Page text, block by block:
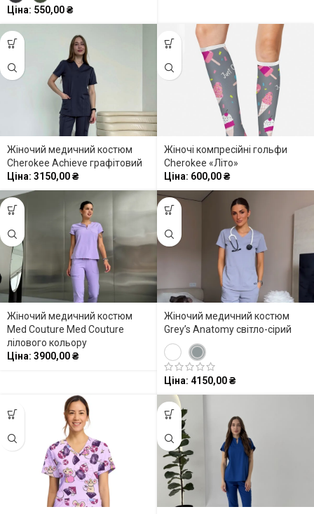
Ціна: 550,00₴
Жіночий медичний костюм
Cherokee Achieve графітовий
Ціна: 3150,00₴
Жіночі компресійні гольфи
Cherokee «Літо»
Ціна: 600,00₴
Жіночий медичний костюм
Med Couture Med Couture
лілового кольору
Ціна: 3900,00₴
Жіночий медичний костюм
Grey’s Anatomy світло-сірий
Ціна: 4150,00₴